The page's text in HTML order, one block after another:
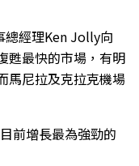
總經理Ken Jolly向
甦最快的市場，有明
馬尼拉及克拉克機場
前增長最為強勁的